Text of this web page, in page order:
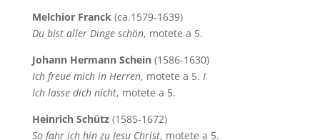
Melchior Franck (ca.1579-1639)
Du bist aller Dinge schön, motete a 5.
Johann Hermann Schein (1586-1630)
Ich freue mich in Herren, motete a 5. I
Ich lasse dich nicht, motete a 5.
Heinrich Schütz (1585-1672)
So fahr ich hin zu Jesu Christ, motete a 5.